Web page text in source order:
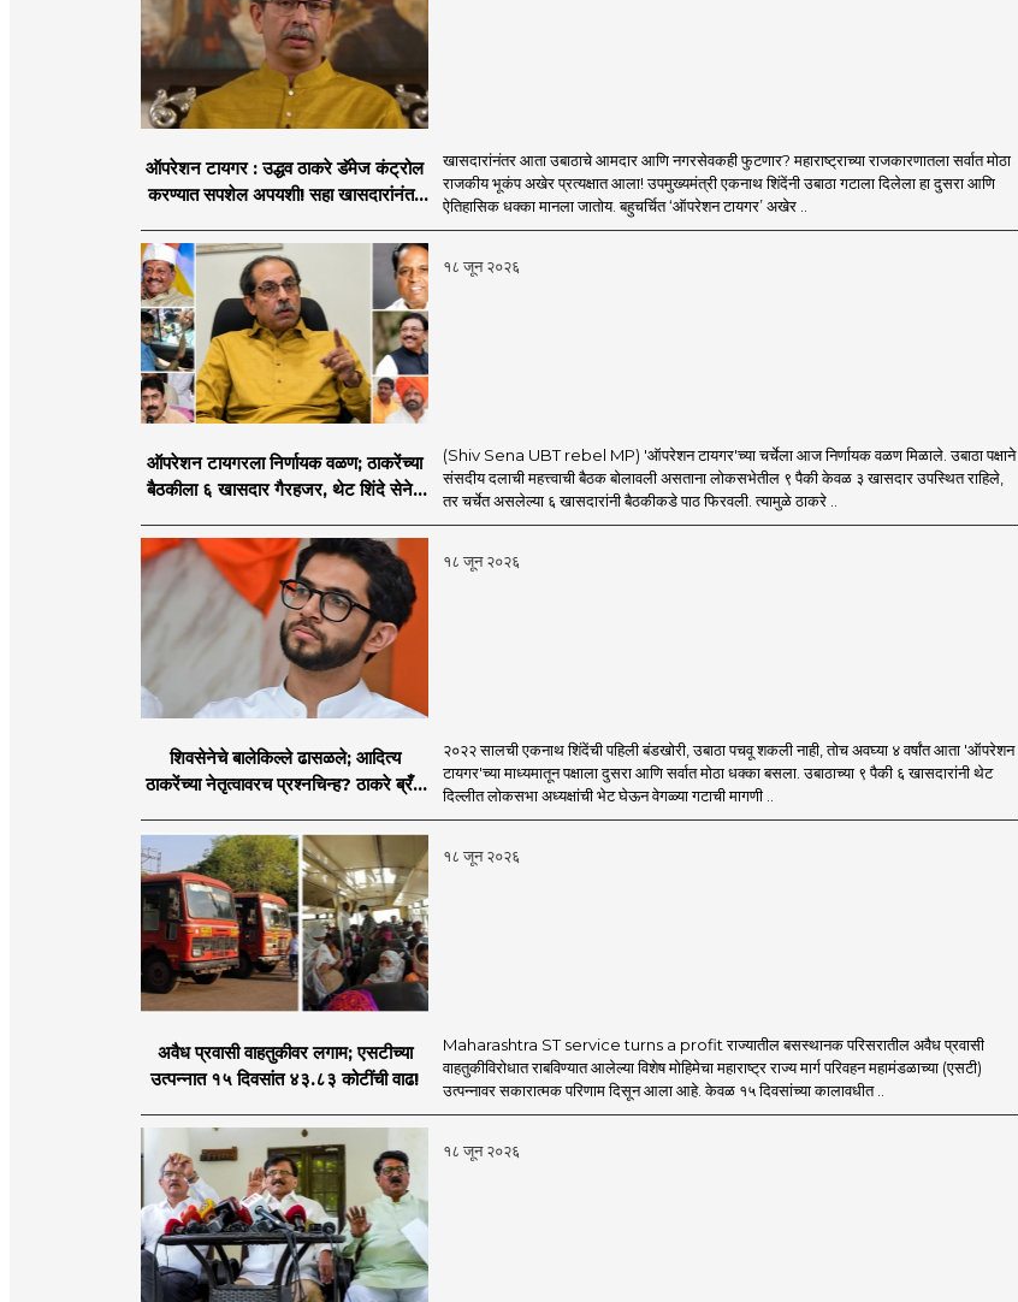
ऑपरेशन टायगर : उद्धव ठाकरे डॅमेज कंट्रोल
करण्यात सपशेल अपयशी! सहा खासदारांनंतर
चर्चा सुरू
खासदारांनंतर आता उबाठाचे आमदार आणि नगरसेवकही फुटणार? महाराष्ट्राच्या राजकारणातला सर्वात मोठा
राजकीय भूकंप अखेर प्रत्यक्षात आला! उपमुख्यमंत्री एकनाथ शिंदेंनी उबाठा गटाला दिलेला हा दुसरा आणि
ऐतिहासिक धक्का मानला जातोय. बहुचर्चित ‘ऑपरेशन टायगर’ अखेर ..
१८ जून २०२६
ऑपरेशन टायगरला निर्णायक वळण; ठाकरेंच्या
बैठकीला ६ खासदार गैरहजर, थेट शिंदे सेनेत
(Shiv Sena UBT rebel MP) 'ऑपरेशन टायगर'च्या चर्चेला आज निर्णायक वळण मिळाले. उबाठा पक्षाने
संसदीय दलाची महत्त्वाची बैठक बोलावली असताना लोकसभेतील ९ पैकी केवळ ३ खासदार उपस्थित राहिले,
तर चर्चेत असलेल्या ६ खासदारांनी बैठकीकडे पाठ फिरवली. त्यामुळे ठाकरे ..
१८ जून २०२६
शिवसेनेचे बालेकिल्ले ढासळले; आदित्य
ठाकरेंच्या नेतृत्वावरच प्रश्नचिन्ह? ठाकरे ब्रँड
२०२२ सालची एकनाथ शिंदेंची पहिली बंडखोरी, उबाठा पचवू शकली नाही, तोच अवघ्या ४ वर्षांत आता 'ऑपरेशन
टायगर'च्या माध्यमातून पक्षाला दुसरा आणि सर्वात मोठा धक्का बसला. उबाठाच्या ९ पैकी ६ खासदारांनी थेट
दिल्लीत लोकसभा अध्यक्षांची भेट घेऊन वेगळ्या गटाची मागणी ..
१८ जून २०२६
अवैध प्रवासी वाहतुकीवर लगाम; एसटीच्या
उत्पन्नात १५ दिवसांत ४३.८३ कोटींची वाढ!
Maharashtra ST service turns a profit राज्यातील बसस्थानक परिसरातील अवैध प्रवासी
वाहतुकीविरोधात राबविण्यात आलेल्या विशेष मोहिमेचा महाराष्ट्र राज्य मार्ग परिवहन महामंडळाच्या (एसटी)
उत्पन्नावर सकारात्मक परिणाम दिसून आला आहे. केवळ १५ दिवसांच्या कालावधीत ..
१८ जून २०२६